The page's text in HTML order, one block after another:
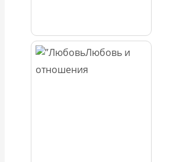
Любовь и
отношения